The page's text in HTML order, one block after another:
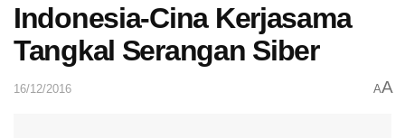
Indonesia-Cina Kerjasama
Tangkal Serangan Siber
16/12/2016 AA